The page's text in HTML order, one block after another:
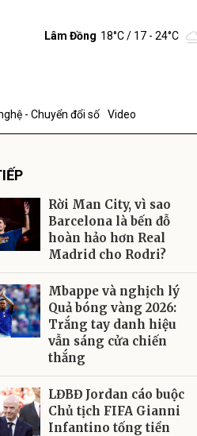
Lâm Đồng 18°C/ 17 - 24°C
- Chuyển đổi số Video
Rời Man City, vì sao
Barcelona là bến đỗ
hoàn hảo hơn Real
Madrid cho Rodri?
Mbappe và nghịch lý
Quả bóng vàng 2026:
Trắng tay danh hiệu
vẫn sáng cửa chiến
thắng
LĐBĐ Jordan cáo buộc
Chủ tịch FIFA Gianni
Infantino tống tiền